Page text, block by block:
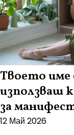
Твоето име
използваш
за
12 Май 2026